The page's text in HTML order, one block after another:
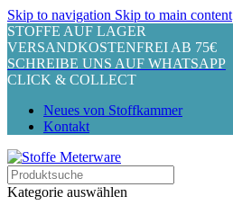
Skip to navigation Skip to main content
STOFFE AUF LAGER
VERSANDKOSTENFREI AB 75€
SCHREIBE UNS AUF WHATSAPP
CLICK & COLLECT
Neues von Stoffkammer
Kontakt
Kategorie auswählen